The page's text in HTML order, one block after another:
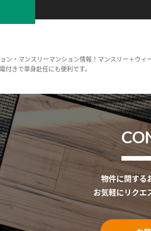
ン・マンスリーマンション情報！マンスリー＋ウ
付きで単身赴任にも便利です。
物件に関する
お気軽にリクエ